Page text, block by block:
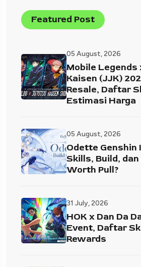
Featured Post
05 August, 2026
Mobile Legends
Kaisen (JJK)
Resale, Daftar
Estimasi Harga
05 August, 2026
Odette Genshin
Skills, Build,
Worth Pull?
31 July, 2026
HOK x Dan Da
Event, Daftar
Rewards